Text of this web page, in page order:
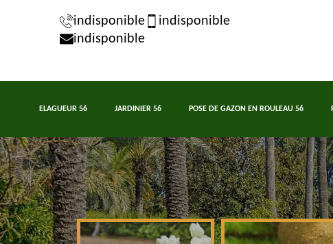
indisponible
indisponible
indisponible
ELAGUEUR 56 JARDINIER 56 POSE DE GAZON EN ROULEAU 56